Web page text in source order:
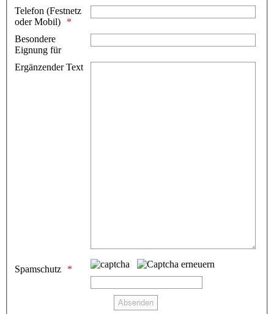
Telefon (Festnetz
oder Mobil)
Besondere
Eignung für
Ergänzender Text
Spamschutz